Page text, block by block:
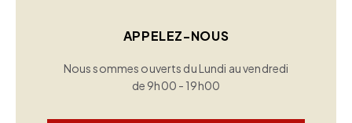
APPELEZ-NOUS
Nous sommes ouverts du Lundi au vendredi
de 9h00 - 19h00